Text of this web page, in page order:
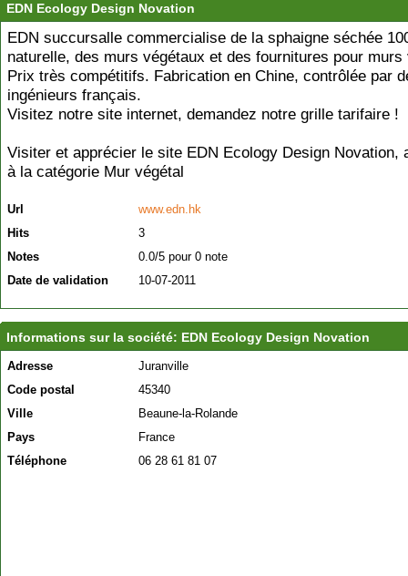
EDN Ecology Design Novation
EDN succursalle commercialise de la sphaigne séchée
naturelle, des murs végétaux et des fournitures pour murs
Prix très compétitifs. Fabrication en Chine, contrôlée par
ingénieurs français.
Visitez notre site internet, demandez notre grille tarifaire !
Visiter et apprécier le site EDN Ecology Design Novation,
à la catégorie Mur végétal
Url
www.edn.hk
Hits
3
Notes
0.0/5 pour 0 note
Date de validation
10-07-2011
Informations sur la société: EDN Ecology Design Novation
Adresse
Juranville
Code postal
45340
Ville
Beaune-la-Rolande
Pays
France
Téléphone
06 28 61 81 07